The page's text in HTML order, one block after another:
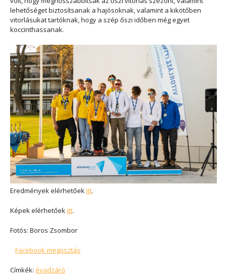
lehetőséget biztosítsanak a hajósoknak, valamint a kikötőben
vitorlásukat tartóknak, hogy a szép őszi időben még egyet
koccinthassanak.
Eredmények elérhetőek itt.
Képek elérhetőek itt.
Fotós: Boros Zsombor
Facebook megosztás
Címkék: évadzáró